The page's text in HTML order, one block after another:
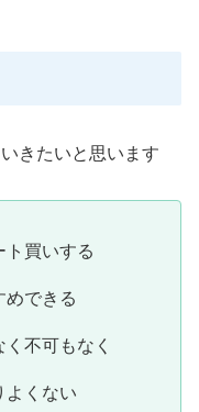
きたいと思います
買いする
できる
不可もなく
くない